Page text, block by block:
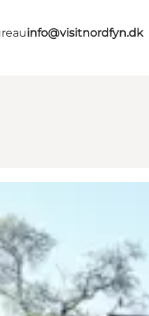
info@visitnordfyn.dk